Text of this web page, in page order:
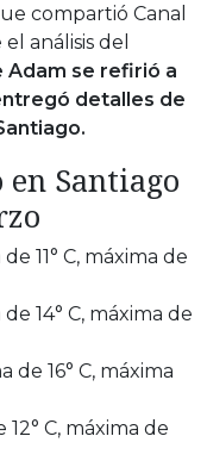
compartió Canal
análisis del
se refirió a
detalles de
Santiago
11° C, máxima de
14° C, máxima de
de 16° C, máxima
C, máxima de